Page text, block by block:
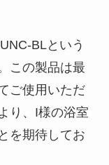
BLという
この製品は最
ご使用いただ
り、I様の浴室
を期待してお